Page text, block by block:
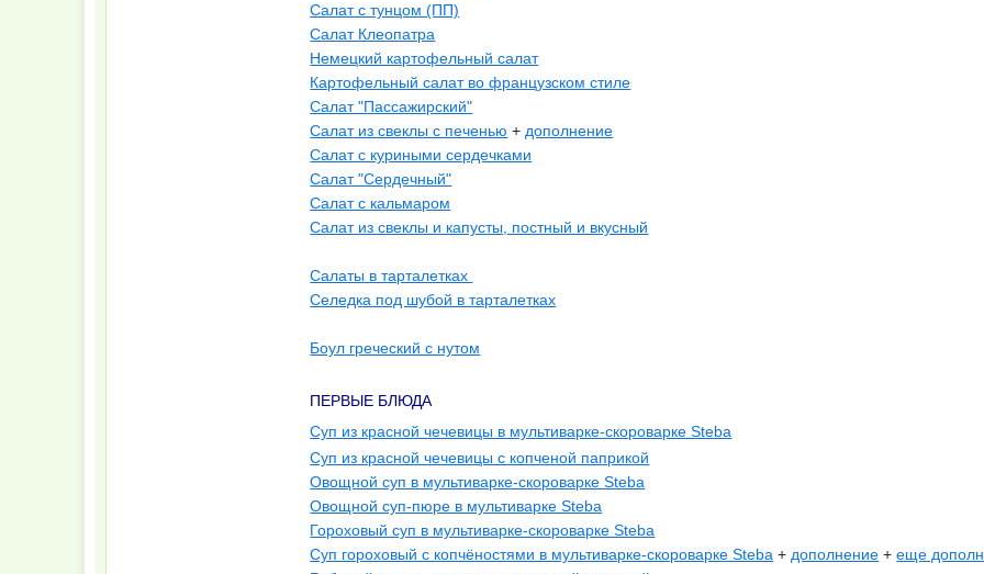
Салат с тунцом (ПП)
Салат Клеопатра
Немецкий картофельный салат
Картофельный салат во французском стиле
Салат "Пассажирский"
Салат из свеклы с печенью + дополнение
Салат с куриными сердечками
Салат "Сердечный"
Салат с кальмаром
Салат из свеклы и капусты, постный и вкусный
Салаты в тарталетках
Селедка под шубой в тарталетках
Боул греческий с нутом
ПЕРВЫЕ БЛЮДА
Суп из красной чечевицы в мультиварке-скороварке Steba
Суп из красной чечевицы с копченой паприкой
Овощной суп в мультиварке-скороварке Steba
Овощной суп-пюре в мультиварке Steba
Гороховый суп в мультиварке-скороварке Steba
Суп гороховый с копчёностями в мультиварке-скороварке Steba + дополнение +еще